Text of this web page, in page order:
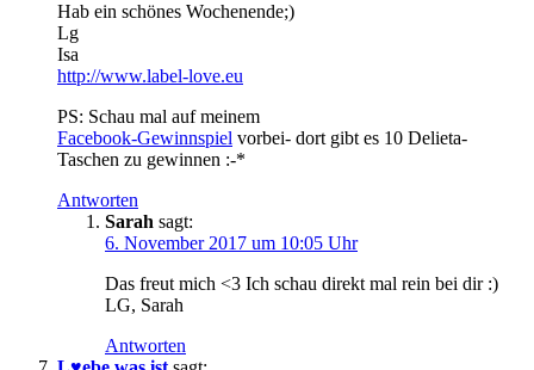
Hab ein schönes Wochenende;)
Lg
Isa
http://www.label-love.eu
PS: Schau mal auf meinem
Facebook-Gewinnspiel vorbei- dort gibt es 10 Delieta-
Taschen zu gewinnen :-*
Antworten
Sarah sagt:
6. November 2017 um 10:05 Uhr
Das freut mich <3 Ich schau direkt mal rein bei dir :)
LG, Sarah
Antworten